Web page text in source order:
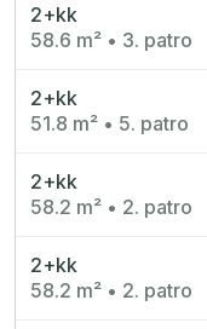
2+kk
58.6 m² • 3. patro
2+kk
51.8 m² • 5. patro
2+kk
58.2 m² • 2. patro
2+kk
58.2 m² • 2. patro